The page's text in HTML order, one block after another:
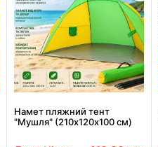
Намет пляжний тент
"Мушля" (210х120х100 см)